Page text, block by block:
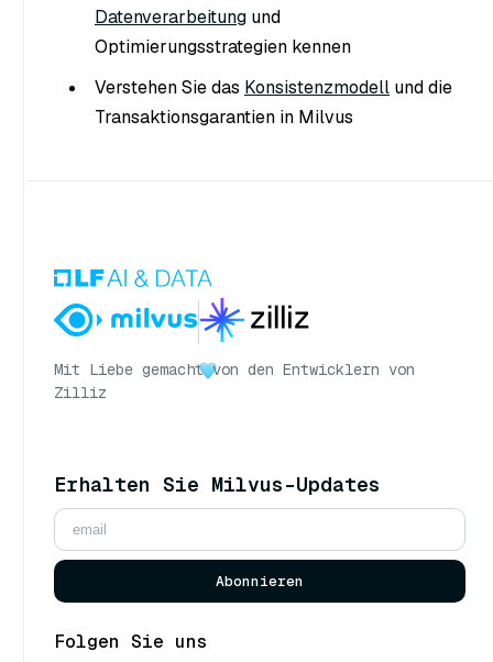
Datenverarbeitung und
Optimierungsstrategien kennen
Verstehen Sie das Konsistenzmodell und die
Transaktionsgarantien in Milvus
Mit Liebe gemacht von den Entwicklern von
Zilliz
Erhalten Sie Milvus-Updates
Abonnieren
Folgen Sie uns